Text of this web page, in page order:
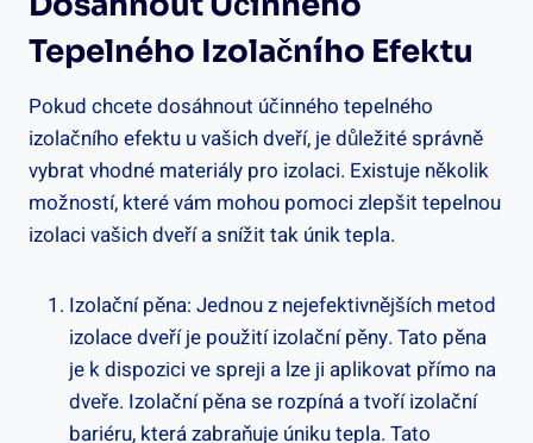
Tepelného Izolačního Efektu
Pokud chcete dosáhnout účinného tepelného
izolačního efektu u vašich dveří, je důležité správně
vybrat vhodné materiály pro izolaci. Existuje několik
možností, které vám mohou pomoci zlepšit tepelnou
izolaci vašich dveří a snížit tak únik tepla.
Izolační pěna: Jednou z nejefektivnějších metod
izolace dveří je použití izolační pěny. Tato pěna
je k dispozici ve spreji a lze ji aplikovat přímo na
dveře. Izolační pěna se rozpíná a tvoří izolační
bariéru, která zabraňuje úniku tepla. Tato